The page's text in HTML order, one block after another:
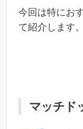
今回は特にお
て紹介します。
マッチド